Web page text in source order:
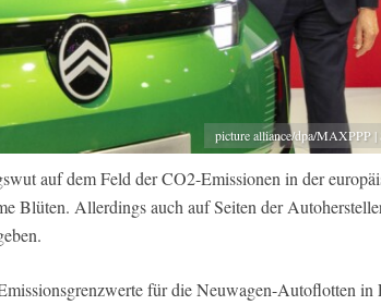
picture alliance/dpa/MAXPPP |
auf dem Feld der CO2-Emissionen in der
Blüten. Allerdings auch auf Seiten der
für die Neuwagen-Autoflotten in